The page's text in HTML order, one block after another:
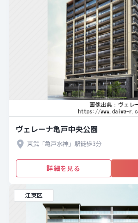
ヴェレーナ亀戸中央公園
東武「亀戸水神」駅徒歩3分
詳細を見る
江東区